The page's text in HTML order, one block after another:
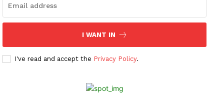
I WANT IN
I've read and accept the Privacy Policy.